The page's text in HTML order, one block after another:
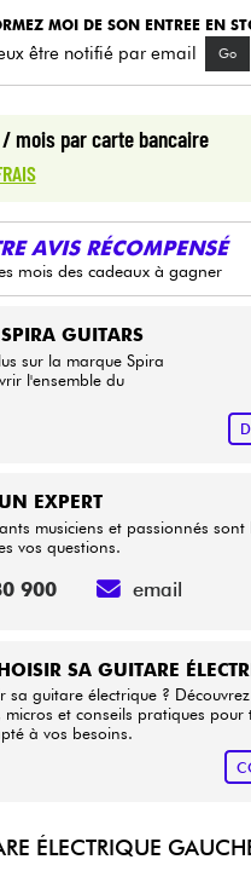
Voir nos marques
MOI DE SON ENTREE EN
être notifié par email Go
/ mois par carte bancaire
AVIS RÉCOMPENSÉ
mois des cadeaux à gagner
GUITARS
sur la marque Spira
l'ensemble du
SA GUITARE
sa guitare électrique ?
micros et conseils pratiques pour
à vos besoins.
EXPERT
musiciens et passionnés
vos questions.
900 email
ÉLECTRIQUE